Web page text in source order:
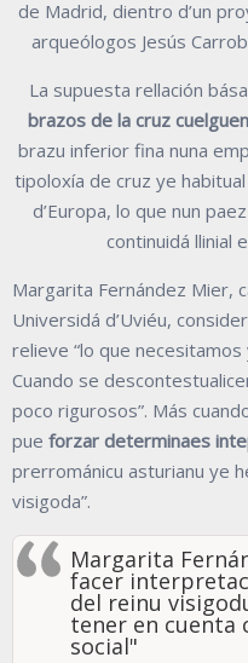
de Madrid, dientro d’un
arqueólogos Jesús
La supuesta rellación
brazos de la cruz
brazu inferior fina nuna
tipoloxía de cruz ye
d’Europa, lo que nun
continuidá llinial
Margarita Fernández Mier,
Universidá d’Uviéu,
relieve “lo que
Cuando se
poco rigurosos”. Más
pue forzar determinaes
prerrománicu asturianu ye
visigoda”.
Margarita
facer
del reinu
tener en cuenta
social"